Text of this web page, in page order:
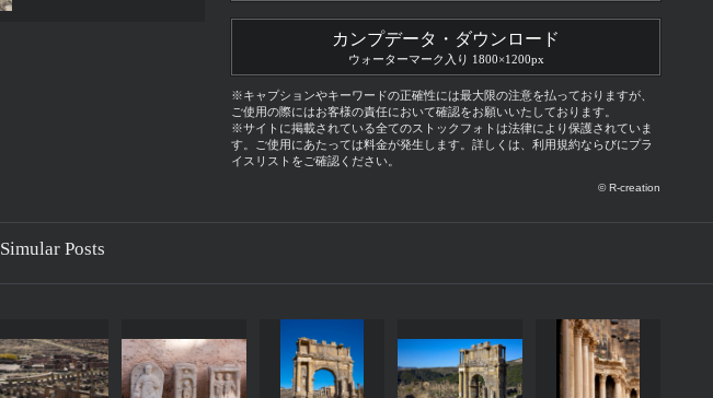
カンプデータ・ダウンロード
ウォーターマーク入り 1800×1200px
※キャプションやキーワードの正確性には最大限の注意を払っておりますが、
ご使用の際にはお客様の責任において確認をお願いいたしております。
※サイトに掲載されている全てのストックフォトは法律により保護されていま
す。ご使用にあたっては料金が発生します。詳しくは、利用規約ならびにプラ
イスリストをご確認ください。
© R-creation
Simular Posts